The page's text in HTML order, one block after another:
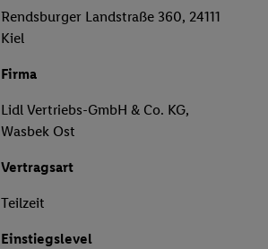
Rendsburger Landstraße 360, 24111
Kiel
Firma
Lidl Vertriebs-GmbH & Co. KG,
Wasbek Ost
Vertragsart
Teilzeit
Einstiegslevel